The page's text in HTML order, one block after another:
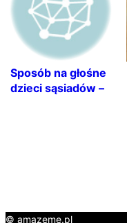
Sposób na głośne
dzieci sąsiadów –
© amazeme.pl